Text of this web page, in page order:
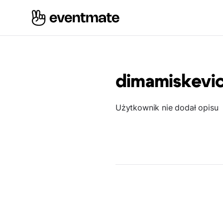
Użytkownik nie dodał opisu